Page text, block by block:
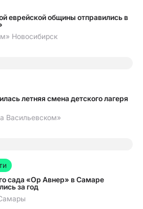
еврейской общины отправились в
Новосибирск
летняя смена детского лагеря
Васильевском»
сада «Ор Авнер» в Самаре
за год